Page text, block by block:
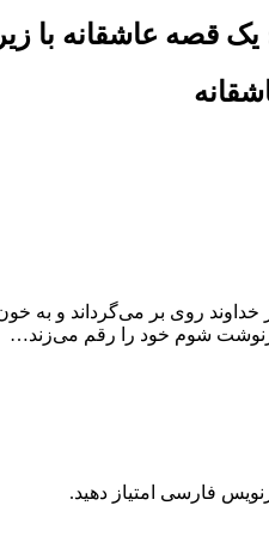
روی بر می‌گرداند و به
شوم خود را رقم می‌زند…